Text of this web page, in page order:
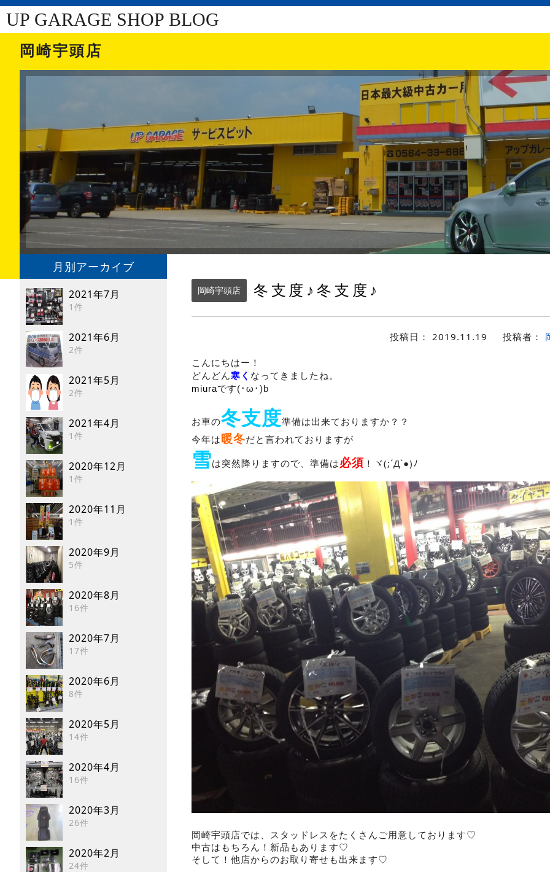
UP GARAGE SHOP BLOG
岡崎宇頭店
月別アーカイブ
2021年7月
1件
2021年6月
2件
2021年5月
2件
2021年4月
1件
2020年12月
1件
2020年11月
1件
2020年9月
5件
2020年8月
16件
2020年7月
17件
2020年6月
8件
2020年5月
14件
2020年4月
16件
2020年3月
26件
2020年2月
24件
岡崎宇頭店 冬支度♪冬支度♪
投稿日： 2019.11.19 投稿者：
こんにちはー！
どんどん寒く なってきましたね。
miuraです(･ω･)b
お車の冬支度準備は出来ておりますか？？
今年は暖冬だと言われておりますが
雪は突然降りますので、準備は必須 ！ヾ(;´Д`●)ﾉ
岡崎宇頭店では、スタッドレスをたくさんご用意しております♡
中古はもちろん！新品もあります♡
そして！他店からのお取り寄せも出来ます♡